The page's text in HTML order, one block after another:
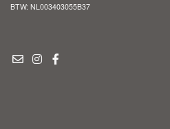
BTW: NL003403055B37